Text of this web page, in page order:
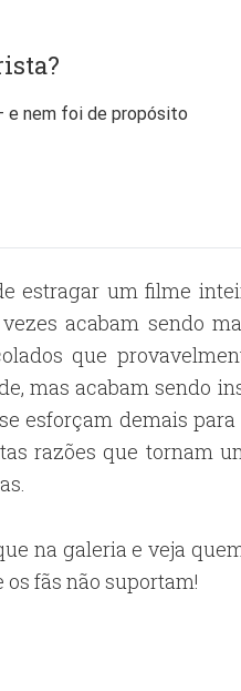
estragar um filme
acabam sendo
que
mas acabam sendo
esforçam demais
razões que tornam
na galeria e veja
os fãs não suportam!